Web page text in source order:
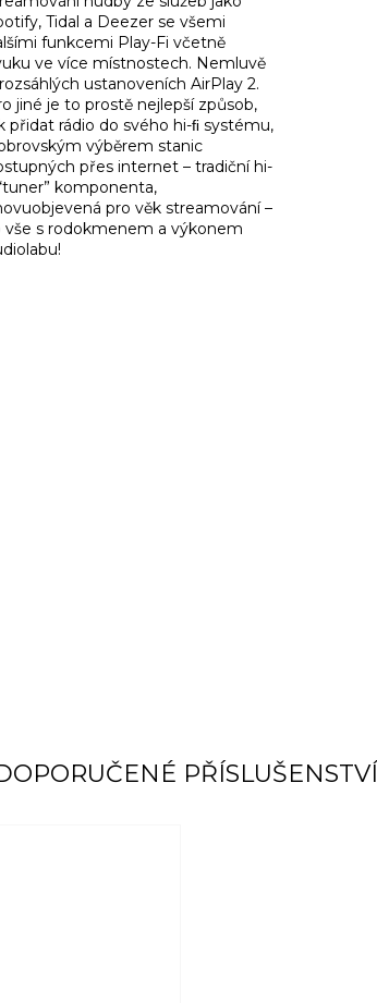
PŘÍSLUŠENSTVÍ
Tidal a Deezer se všemi
funkcemi Play-Fi včetně
ve více místnostech. Nemluvě
ustanoveních AirPlay 2.
jiné je to prostě nejlepší způsob,
přidat rádio do svého hi-ﬁ systému,
výběrem stanic
přes internet – tradiční hi-
komponenta,
pro věk streamování –
vše s rodokmenem a výkonem